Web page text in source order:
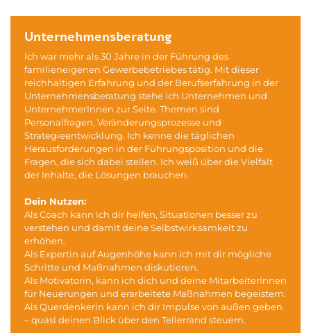
Unternehmensberatung
Ich war mehr als 30 Jahre in der Führung des
familieneigenen Gewerbebetriebes tätig. Mit dieser
reichhaltigen Erfahrung und der Berufserfahrung in der
Unternehmensberatung stehe ich Unternehmen und
UnternehmerInnen zur Seite. Themen sind
Personalfragen, Veränderungsprozesse und
Strategieentwicklung. Ich kenne die täglichen
Herausforderungen in der Führungsposition und die
Fragen, die sich dabei stellen. Ich weiß über die Vielfalt
der Inhalte, die Lösungen brauchen.
Dein Nutzen:
Als Coach kann ich dir helfen, Situationen besser zu
verstehen und damit deine Selbstwirksamkeit zu
erhöhen.
Als Expertin auf Augenhöhe kann ich mit dir mögliche
Schritte und Maßnahmen diskutieren.
Als Motivatorin, kann ich dich und deine MitarbeiterInnen
für Neuerungen und erarbeitete Maßnahmen begeistern.
Als Querdenkerin kann ich dir Impulse von außen geben
– quasi deinen Blick über den Tellerrand steuern.